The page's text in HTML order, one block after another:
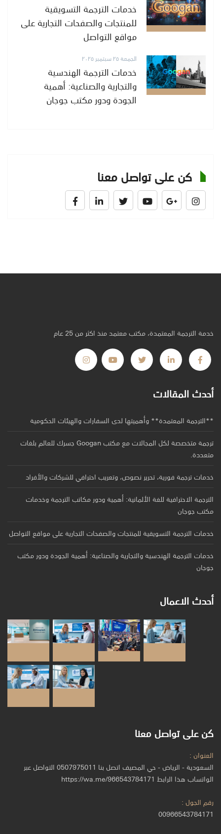
خدمات الترجمة التسويقية
للمنتجات والصفحات التجارية على
مواقع التواصل
الجمعة ٢٥ سبتمبر ٢٠٢٥
خدمات الترجمة الهندسية
والتجارية والصناعية: أهمية
الجودة ودور مكتب جوجان
كن على تواصل معنا
خدمة الترجمة المعتمدة، مكتب معتمد منذ اكثر من 25 عام
أحدث المقالات
**الترجمة المعتمدة** وأهميتها لدى السفارات والهيئات الحكومية
ترجمة متخصصة لكل المجالات مع مكتب Googan جسرك للعالم بلغات
متعددة.
خدمات ترجمة فورية، تحرير نصوص، وتعريب احترافي للشركات والأفراد
الترجمة الاحترافية للغة الألمانية: أهمية ودور مكاتب الترجمة وخدمات
مكتب جوجان
خدمات الترجمة التسويقية للمنتجات والصفحات التجارية على مواقع التواصل
خدمات الترجمة الهندسية والتجارية والصناعية: أهمية الجودة ودور مكتب
جوجان
أحدث الاعمال
كن على تواصل معنا
العنوان :
السعودية - الرياض - حي المصيف اتصل بنا 0507975011 التواصل عبر
الواتساب هذا الرابط https://wa.me/966543784171
رقم الجول :
00966543784171